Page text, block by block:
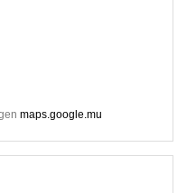
maps.google.mu